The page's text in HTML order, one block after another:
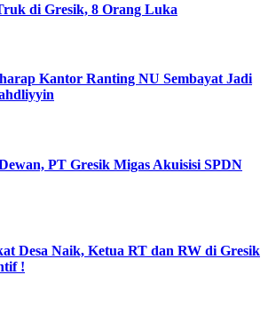
di Gresik, 8 Orang Luka
Kantor Ranting NU Sembayat Jadi
PT Gresik Migas Akuisisi SPDN
Desa Naik, Ketua RT dan RW di Gresik
!